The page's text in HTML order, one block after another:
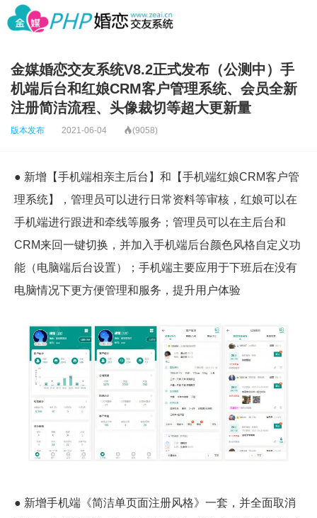
金媒婚恋交友系统V8.2正式发布（公测中）手
机端后台和红娘CRM客户管理系统、会员全新
注册简洁流程、头像裁切等超大更新量
版本发布 2021-06-04 (9058)
● 新增【手机端相亲主后台】和【手机端红娘CRM客户管
理系统】，管理员可以进行日常资料等审核，红娘可以在
手机端进行跟进和牵线等服务；管理员可以在主后台和
CRM来回一键切换，并加入手机端后台颜色风格自定义功
能（电脑端后台设置）；手机端主要应用于下班后在没有
电脑情况下更方便管理和服务，提升用户体验
● 新增手机端《简洁单页面注册风格》一套，并全面取消